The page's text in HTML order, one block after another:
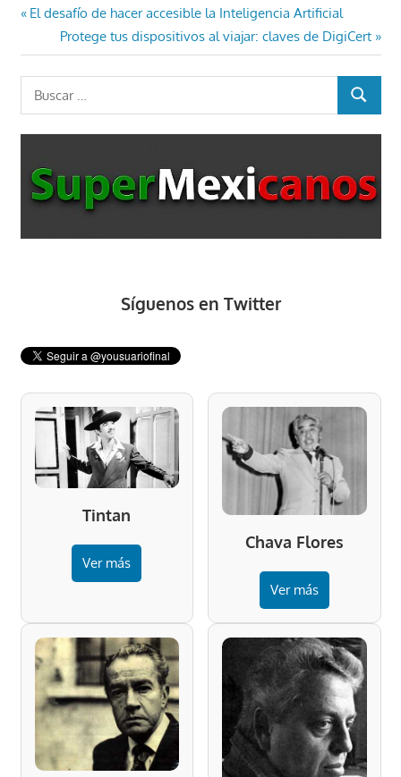
Navegación
de
entradas
Entrada
anterior:
El desafío de hacer accesible la Inteligencia Artificial
Entrada
siguiente:
Protege tus dispositivos al viajar: claves de DigiCert
BUSCAR
Síguenos en Twitter
Tintan
Ver más
Chava Flores
Ver más